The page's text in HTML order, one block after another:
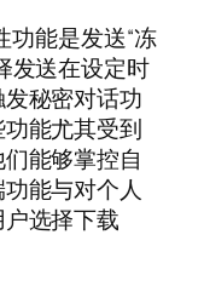
功能是发送“冻
发送在设定时
秘密对话功
能尤其受到
能够掌控自
能与对个人
选择下载